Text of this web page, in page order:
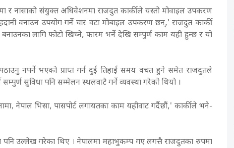
र नासाको संयुक्त अधिवेशनमा राजदुत कार्कीले यस्तो मोवाइल उपकरण
वनाउन उपयोग गर्ने चार वटा मोबाइल उपकरण छन्,' राजदुत कार्की
लागि फोटो खिच्ने, फारम भर्ने देखि सम्पुर्ण काम यही हुन्छ र यो
नपर्ने भएको प्राप्त गर्न दुई तिहाई समय वचत हुने समेत राजदुतले
सुविधा पनि सम्मेलन स्थलवाटै गर्ने व्यवस्था गरेको थियो ।
नेपाल भिसा, पासपोर्ट लगायतका काम यहीवाट गर्दैछौं,' कार्कीले भने-
उल्लेख गरेका थिए । नेपालमा महाभुकम्प गए लगत्तै राजदुतका रुपमा